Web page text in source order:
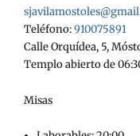
Teléfono:910075891
Calle Orquídea, 5,
Templo abierto de
Misas